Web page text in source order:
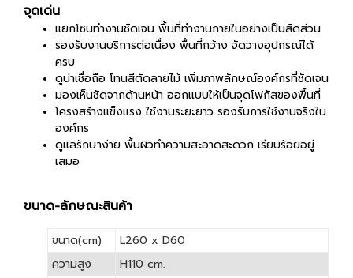
จุดเด่น
แยกโซนทำงานชัดเจน พื้นที่ทำงานภายในอย่างเป็นสัดส่วน
รองรับงานบริการต่อเนื่อง พื้นที่กว้าง จัดวางอุปกรณ์ได้
ครบ
ดูน่าเชื่อถือ โทนสีตัดลายไม้ เพิ่มภาพลักษณ์องค์กรที่ชัดเจน
มองเห็นชัดจากด้านหน้า ออกแบบให้เป็นจุดโฟกัสของพื้นที่
โครงสร้างแข็งแรง ใช้งานระยะยาว รองรับการใช้งานจริงใน
องค์กร
ดูแลรักษาง่าย พื้นผิวทำความสะอาดสะดวก เรียบร้อยอยู่
เสมอ
ขนาด-ลักษณะสินค้า
ขนาด(cm)
L260 x D60
ความสูง
H110 cm.